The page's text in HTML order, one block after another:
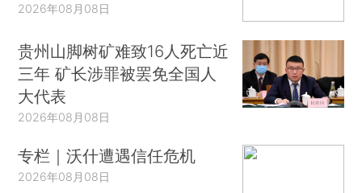
2026年08月08日
贵州山脚树矿难致16人死亡近
三年 矿长涉罪被罢免全国人
大代表
2026年08月08日
专栏｜沃什遭遇信任危机
2026年08月08日